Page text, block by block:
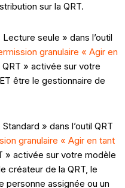
sur la QRT.
seule » dans l’outil
granulaire « Agir en
QRT » activée sur votre
être le gestionnaire de
» dans l’outil QRT
granulaire « Agir en tant
» activée sur votre modèle
créateur de la QRT, le
personne assignée ou un